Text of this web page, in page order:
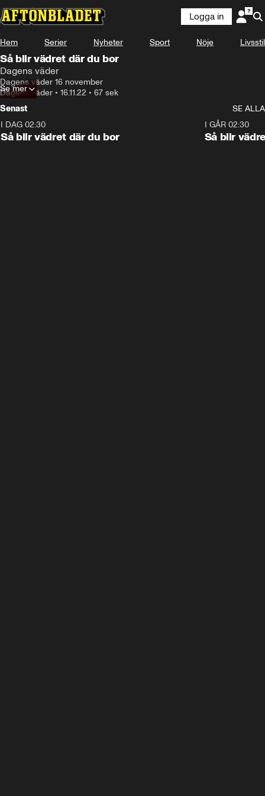
Logga in
Hem Serier Nyheter Sport Nöje Livsstil
Så blir vädret där du bor
Dagens väder
Dagens väder 16 november
Dagens väder • 16.11.22 • 67 sek
Se mer
Senast
SE ALLA
I DAG 02:30
Så blir vädret där du bor
I GÅR 02:30
Så blir